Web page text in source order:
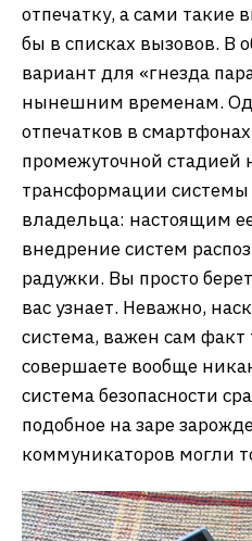
отпечатку, а сами такие
бы в списках вызовов. В
вариант для «гнезда
нынешним временам.
отпечатков в
промежуточной стадией
трансформации
владельца: настоящим
внедрение систем
радужки. Вы просто
вас узнает. Неважно,
система, важен сам факт
совершаете вообще
система безопасности
подобное на заре
коммуникаторов могли